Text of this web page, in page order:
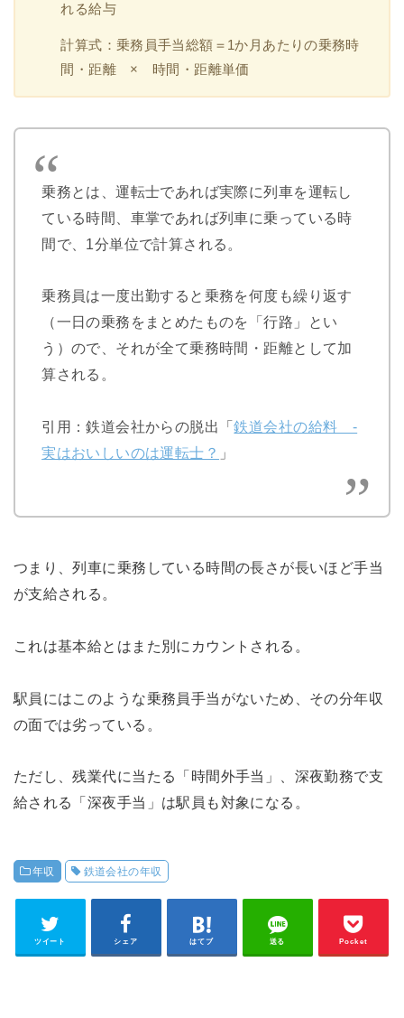
れる給与
計算式：乗務員手当総額＝1か月あたりの乗務時
間・距離 × 時間・距離単価
乗務とは、運転士であれば実際に列車を運転し
ている時間、車掌であれば列車に乗っている時
間で、1分単位で計算される。
乗務員は一度出勤すると乗務を何度も繰り返す
（一日の乗務をまとめたものを「行路」とい
う）ので、それが全て乗務時間・距離として加
算される。
引用：鉄道会社からの脱出「鉄道会社の給料 -
実はおいしいのは運転士？ 」
つまり、列車に乗務している時間の長さが長いほど手当
が支給される。
これは基本給とはまた別にカウントされる。
駅員にはこのような乗務員手当がないため、その分年収
の面では劣っている。
ただし、残業代に当たる「時間外手当」、深夜勤務で支
給される「深夜手当」は駅員も対象になる。
年収 鉄道会社の年収
ツイート シェア はてブ 送る Pocket